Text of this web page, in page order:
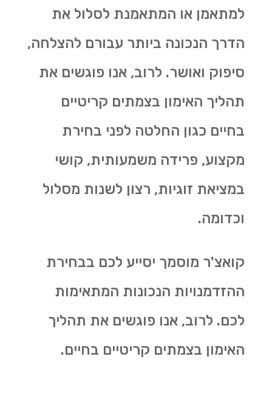
למתאמן או המתאמנת לסלול את
הדרך הנכונה ביותר עבורם להצלחה,
סיפוק ואושר. לרוב, אנו פוגשים את
תהליך האימון בצמתים קריטיים
בחיים כגון החלטה לפני בחירת
מקצוע, פרידה משמעותית, קושי
במציאת זוגיות, רצון לשנות מסלול
וכדומה.
קואצ'ר מוסמך יסייע לכם בבחירת
ההזדמנויות הנכונות המתאימות
לכם. לרוב, אנו פוגשים את תהליך
האימון בצמתים קריטיים בחיים.